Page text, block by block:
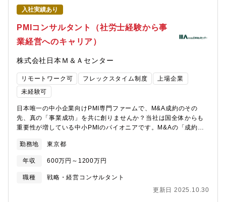
によってカバーしているが、可能な限り内製化していく意向。自
己の成長に意欲的な方に参画していただき、将来的には管理職や
マネジャー等、当社を一緒に作り上げてほしいと考えています。
【働き方】クライアント先、リモートワーク等フレキシブルに対
応いただきます平均残業時間：法定外で月35～40時間程度（基本
ん）【求める人物像】M&Aや経営支援に関心があり、企業成長・
変革を現場で実感したい方経営者・現場と直接向き合い、オーダ
ーメイドの価値提供を目指したい方
門性を越えた幅広い成長とスキルアップ会計・財務領域から、経
営戦略、ビジョン、人事評価制度、システム導入まで多彩なテー
マに精通できます。現場で課題解決し、提案から実現まで関わる
ダイナミックな経験が得られます。・事業会社側・現場志向に立
つポジション経営現場の当事者として意見を求められ、自ら組織
きくできる成長機会設立間もない組織ゆえ、自分の行動次第で会
社や部門そのものの成長をリードできます。【主な業務内容】・
M&A後のシナジー最大化や統合支援（PMIプロジェクト参画）、
課題整理、優先順位付け、アクションプラン設計経営者や担当者
と密な信頼関係を築き、現場での課題や将来ビジョンの策定をリ
ード従業員ヒアリングや改善案の提示、施策の経営インパクトや
優先度評価、現場・経営層双方への実行支援までも担当します。
社内向け説明資料の作成や現場に配慮したコミュニケーションも
ではの決算早期化や連結決算体制の整備や管理会計、システム、
業務フローまで幅広い統合推進【特徴】・経営者や幹部と密接に
業員インタビューや現場観察を通じて本音や潜在課題まで読み取
り、本当に効果のある経営改善を実現・PMI専門ファームだからで
入社実績あり
PMIコンサルタント（社労士経験から事
業経営へのキャリア）
株式会社日本Ｍ＆Ａセンター
リモートワーク可 フレックスタイム制度
上場企業
未経験可
日本唯一の中小企業向けPMI専門ファームで、M&A成約のその
先、真の「事業成功」を共に創りませんか？当社は国全体からも
重要性が増している中小PMIのパイオニアです。M&Aの「成約ま
の実現へ。PMIは、日本経済における事業存続と発展の要として今
後ますます注目される大義のある仕事です。社労士の専門性と経
験を、現場・経営に最も近い立場で活かせるキャリア形成が叶う
ポジションです。【当社で働く魅力】・経営者のカウンターパー
部門が中心となることが多い中、当社の支援先では、多くが「経
勤務地 東京都
年収 600万円～1200万円
職種
戦略・経営コンサルタント
更新日 2025.10.30